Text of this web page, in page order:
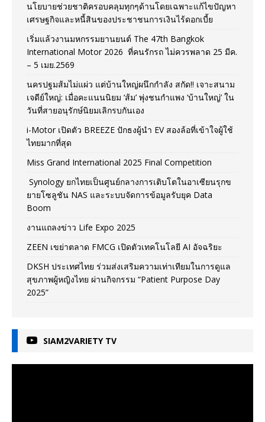
นโยบายช่วยชาติครอบคลุมทุกๆด้านโดยเฉพาะแก้ไขปัญหา
เศรษฐกิจและหนี้สินของประชาชนการเงินไร้ดอกเบี้ย
เริ่มแล้วงานมหกรรมยานยนต์ The 47th Bangkok
International Motor 2026 ที่คนรักรถ ไม่ควรพลาด 25 มีค.
– 5 เมย.2569
นครปฐมส้มไม่แผ่ว แต่บ้านใหญ่ผนึกกำลัง สกัด!! เจาะสนาม
เจดีย์ใหญ่: เมื่อคะแนนนิยม ‘ส้ม’ พุ่งชนกำแพง ‘บ้านใหญ่’ ใน
วันที่สายอนุรักษ์นิยมเลิกรบกันเอง
i-Motor เปิดตัว BREEZE ปักธงผู้นำ EV สองล้อที่เข้าใจผู้ใช้
ไทยมากที่สุด
Miss Grand International 2025 Final Competition
Synology ยกไทยเป็นศูนย์กลางการเติบโตในอาเซียนรุกข
ยายโซลูชัน NAS และระบบจัดการข้อมูลรับยุค Data
Boom
งานแถลงข่าว Life Expo 2025
ZEEN เขย่าตลาด FMCG เปิดตัวเทคโนโลยี AI อัจฉริยะ
DKSH ประเทศไทย ร่วมส่งเสริมความเท่าเทียมในการดูแล
สุขภาพผู้หญิงไทย ผ่านกิจกรรม “Patient Purpose Day
2025”
SIAM2VARIETY TV